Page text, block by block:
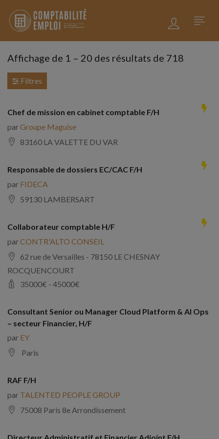
Affichage de 1 – 20 des résultats de 718
Filtres
Chef de mission en cabinet comptable F/H
parGroupe Maguise
83160 LA VALETTE DU VAR
Responsable de dossiers EC/CAC F/H
par FIDECA
59130 LAMBERSART
Collaborateur comptable H/F
parCONTR'ALTO CONSEIL
62 rue de Versailles - 78150 LE CHESNAY
ROCQUENCOURT
35000€ - 45000€
Consultant Senior ou Manager Cloud Platform & AI Ops
– secteur Financier, H/F
par EY
Paris
RAF F/H
par TALENTED PEOPLE GROUP
75008 Paris 8e Arrondissement
Directeur Administratif et Financier Adjoint F/H